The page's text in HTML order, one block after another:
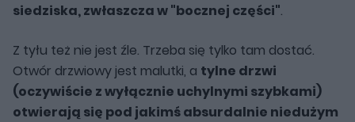
siedziska, zwłaszcza w "bocznej części".
Z tyłu też nie jest źle. Trzeba się tylko tam dostać.
Otwór drzwiowy jest malutki, a tylne drzwi
(oczywiście z wyłącznie uchylnymi szybkami)
otwierają się pod jakimś absurdalnie niedużym